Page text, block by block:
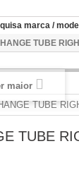
marca /
TUBE
maior
TUBE